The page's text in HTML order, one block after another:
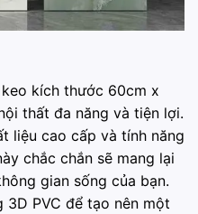
keo kích thước 60cm x
thất đa năng và tiện lợi.
liệu cao cấp và tính năng
chắc chắn sẽ mang lại
gian sống của bạn.
PVC để tạo nên một